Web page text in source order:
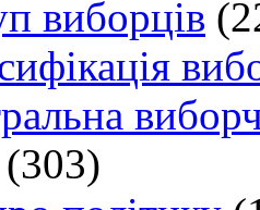
виборців
(303)